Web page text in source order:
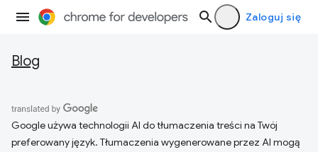
Zaloguj się
Blog
Google używa technologii AI do tłumaczenia treści na Twój
preferowany język. Tłumaczenia wygenerowane przez AI mogą